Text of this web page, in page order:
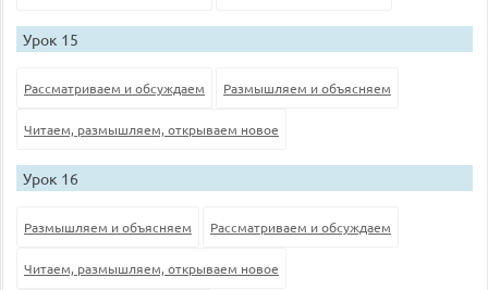
Урок 15
Рассматриваем и обсуждаем Размышляем и объясняем
Читаем, размышляем, открываем новое
Урок 16
Размышляем и объясняем Рассматриваем и обсуждаем
Читаем, размышляем, открываем новое